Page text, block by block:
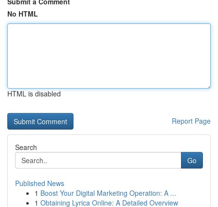
No HTML
HTML is disabled
Report Page
Search
Go
Published News
1 Boost Your Digital Marketing Operation: A ...
1 Obtaining Lyrica Online: A Detailed Overview